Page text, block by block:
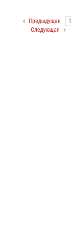
Предыдущая
Следующая